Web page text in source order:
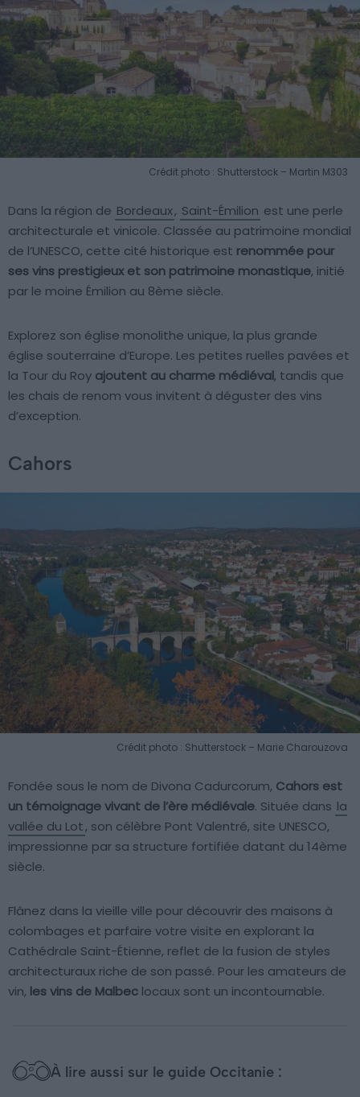
Crédit photo : Shutterstock – Martin M303
Dans la région de Bordeaux, Saint-Émilion est une perle
architecturale et vinicole. Classée au patrimoine mondial
de l’UNESCO, cette cité historique est renommée pour
ses vins prestigieux et son patrimoine monastique, initié
par le moine Émilion au 8ème siècle.
Explorez son église monolithe unique, la plus grande
église souterraine d’Europe. Les petites ruelles pavées et
la Tour du Roy ajoutent au charme médiéval, tandis que
les chais de renom vous invitent à déguster des vins
d’exception.
Cahors
Crédit photo : Shutterstock – Marie Charouzova
Fondée sous le nom de Divona Cadurcorum, Cahors est
un témoignage vivant de l’ère médiévale. Située dans la
vallée du Lot, son célèbre Pont Valentré, site UNESCO,
impressionne par sa structure fortifiée datant du 14ème
siècle.
Flânez dans la vieille ville pour découvrir des maisons à
colombages et parfaire votre visite en explorant la
Cathédrale Saint-Étienne, reflet de la fusion de styles
architecturaux riche de son passé. Pour les amateurs de
vin, les vins de Malbec locaux sont un incontournable.
À lire aussi sur le guide Occitanie :